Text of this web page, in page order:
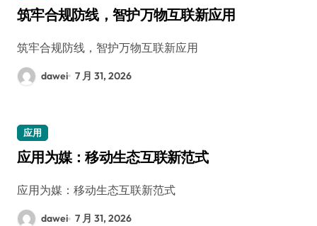
筑牢合规防线，智护万物互联新应用
筑牢合规防线，智护万物互联新应用
dawei 7 月 31, 2026
应用
应用为媒：移动生态互联新范式
应用为媒：移动生态互联新范式
dawei 7 月 31, 2026